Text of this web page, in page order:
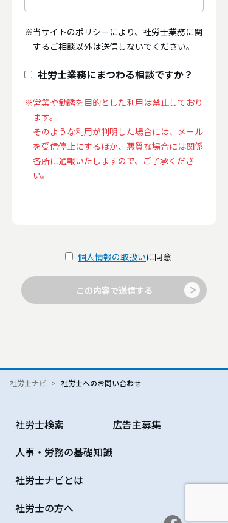
※当サイトのポリシーにより、社労士業務に関
するご相談以外は送信しないでください。
社労士業務にまつわる相談ですか？
※営業や勧誘を目的とした利用は禁止しており
ます。
そのような利用が判明した場合には、メール
を受信停止にするほか、悪質な場合には関係
各所に通報いたしますので、ご了承くださ
い。
個人情報の取扱いに同意
この内容で送信する
社労士ナビ 社労士へのお問い合わせ
社労士検索
人事・労務の基礎知識
社労士ナビとは
社労士の方へ
広告主募集